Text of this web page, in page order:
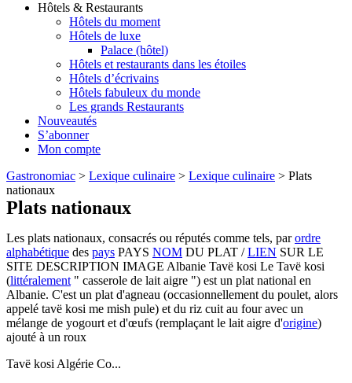
Hôtels & Restaurants
Hôtels du moment
Hôtels de luxe
Palace (hôtel)
Hôtels et restaurants dans les étoiles
Hôtels d’écrivains
Hôtels fabuleux du monde
Les grands Restaurants
Nouveautés
S’abonner
Mon compte
Gastronomiac > Lexique culinaire > Lexique culinaire > Plats
nationaux
Plats nationaux
Les plats nationaux, consacrés ou réputés comme tels, parordre
alphabétique des pays PAYS NOM DU PLAT /LIEN SUR LE
SITE DESCRIPTION IMAGE Albanie Tavë kosi Le Tavë kosi
(littéralement " casserole de lait aigre ") est un plat national en
Albanie. C'est un plat d'agneau (occasionnellement du poulet, alors
appelé tavë kosi me mish pule) et du riz cuit au four avec un
mélange de yogourt et d'œufs (remplaçant le lait aigre d'origine)
ajouté à un roux
Tavë kosi Algérie Co...